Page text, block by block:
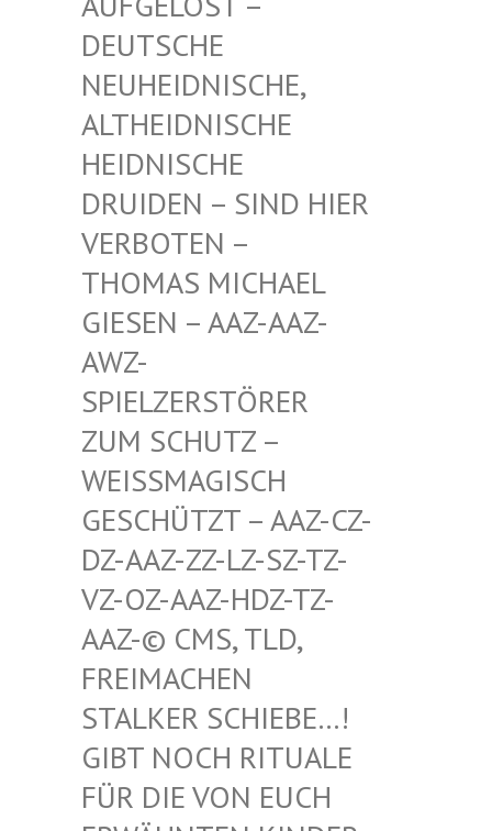
EUTSCHE N
EUHEIDNISCHE, A
LTHEIDNISCHE H
EIDNISCHE D
RUIDEN – SIND HIER V
ERBOTEN – T
HOMAS MICHAEL G
IESEN – AAZ-AAZ-A
WZ-S
PIELZERSTÖRER Z
UM SCHUTZ – W
EISSMAGISCH GE
SCHÜTZT – AAZ-CZ-DZ
-AAZ-ZZ-LZ-SZ-TZ-VZ
-OZ-AAZ-HDZ-TZ-AA
Z-© CMS, TLD, FR
EIMACHEN ST
ALKER SCHIEBE…! GI
BT NOCH RITUALE FÜ
R DIE VON EUCH ER